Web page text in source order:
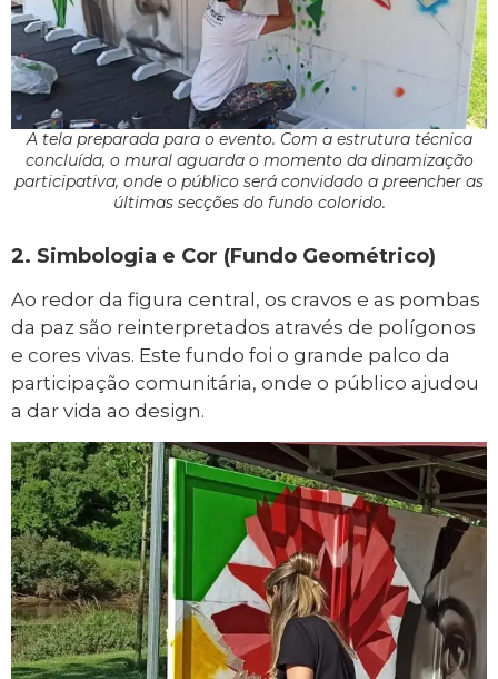
A tela preparada para o evento. Com a estrutura técnica
concluída, o mural aguarda o momento da dinamização
participativa, onde o público será convidado a preencher as
últimas secções do fundo colorido.
2. Simbologia e Cor (Fundo Geométrico)
Ao redor da figura central, os cravos e as pombas
da paz são reinterpretados através de polígonos
e cores vivas. Este fundo foi o grande palco da
participação comunitária, onde o público ajudou
a dar vida ao design.